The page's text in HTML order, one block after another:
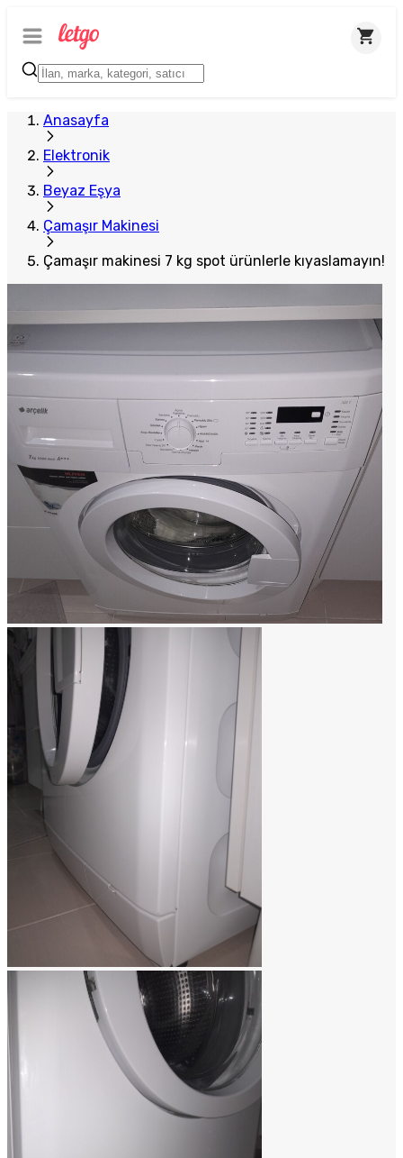
Anasayfa
Elektronik
Beyaz Eşya
Çamaşır Makinesi
Çamaşır makinesi 7 kg spot ürünlerle kıyaslamayın!